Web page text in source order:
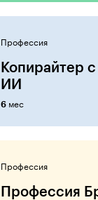
Профессия
Копирайтер с
ИИ
6 мес
Профессия
Профессия